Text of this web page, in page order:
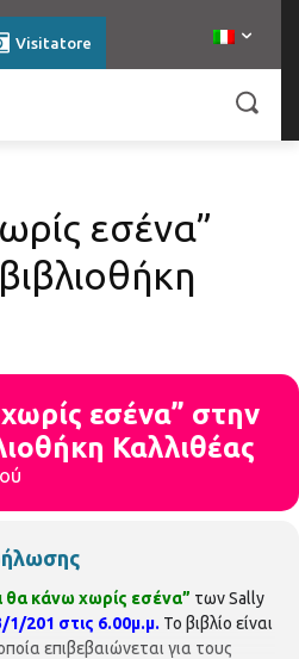
Visitatore
εσένα”
εσένα” στην
Καλλιθέας
θα κάνω χωρίς εσένα” των Sally
1/201 στις 6.00μ.μ. Το βιβλίο είναι
επιβεβαιώνεται για τους